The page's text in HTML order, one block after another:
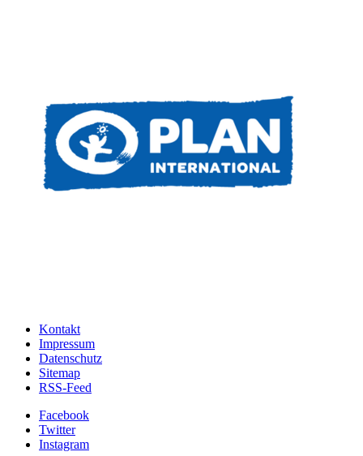
Kontakt
Impressum
Datenschutz
Sitemap
RSS-Feed
Facebook
Twitter
Instagram